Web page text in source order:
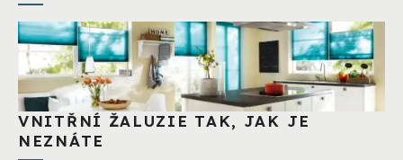
VNITŘNÍ ŽALUZIE TAK, JAK JE
NEZNÁTE